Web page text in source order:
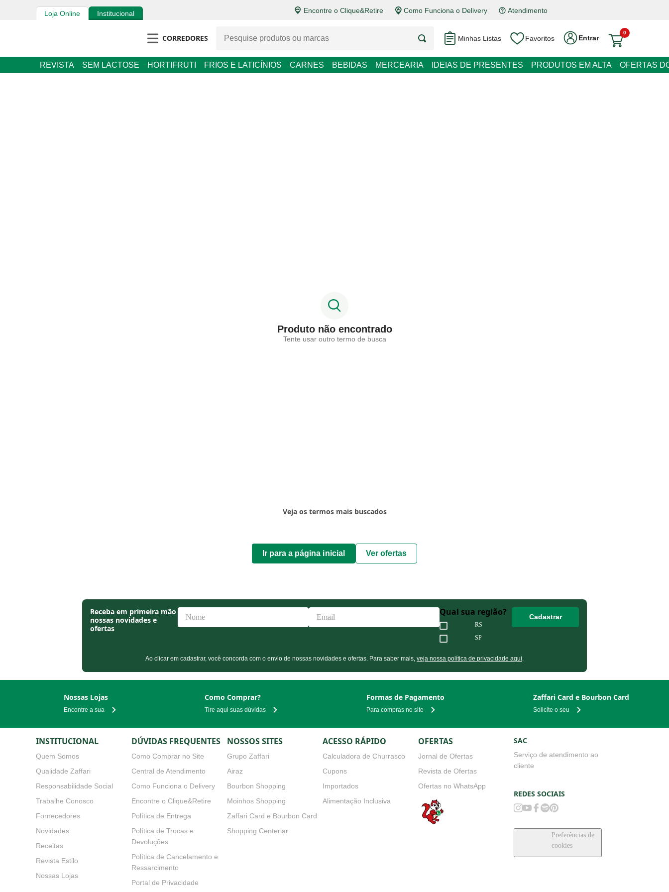
Loja Online Institucional Encontre o Clique&Retire Como Funciona o Delivery Atendimento
CORREDORES Minhas Listas Favoritos Entrar
0
REVISTA SEM LACTOSE HORTIFRUTI FRIOS E LATICÍNIOS CARNES BEBIDAS MERCEARIA IDEIAS DE PRESENTES PRODUTOS EM ALTA OFERTAS DO DIA
Produto não encontrado
Tente usar outro termo de busca
Veja os termos mais buscados
Ir para a página inicial Ver ofertas
Receba em primeira mão
nossas novidades e
ofertas
Qual sua região?
RS
SP
Cadastrar
Ao clicar em cadastrar, você concorda com o envio de nossas novidades e ofertas. Para saber mais,veja nossa política de privacidade aqui.
Nossas Lojas
Encontre a sua
Como Comprar?
Tire aqui suas dúvidas
Formas de Pagamento
Para compras no site
Zaffari Card e Bourbon Card
Solicite o seu
INSTITUCIONAL
Quem Somos
Qualidade Zaffari
Responsabilidade Social
Trabalhe Conosco
Fornecedores
Novidades
Receitas
Revista Estilo
Nossas Lojas
DÚVIDAS FREQUENTES
Como Comprar no Site
Central de Atendimento
Como Funciona o Delivery
Encontre o Clique&Retire
Política de Entrega
Política de Trocas e Devoluções
Política de Cancelamento e
Ressarcimento
Portal de Privacidade
Política de Privacidade para
NOSSOS SITES
Grupo Zaffari
Airaz
Bourbon Shopping
Moinhos Shopping
Zaffari Card e Bourbon Card
Shopping Centerlar
ACESSO RÁPIDO
Calculadora de Churrasco
Cupons
Importados
Alimentação Inclusiva
OFERTAS
Jornal de Ofertas
Revista de Ofertas
Ofertas no WhatsApp
SAC
Serviço de atendimento ao
cliente
REDES SOCIAIS
Preferências de cookies